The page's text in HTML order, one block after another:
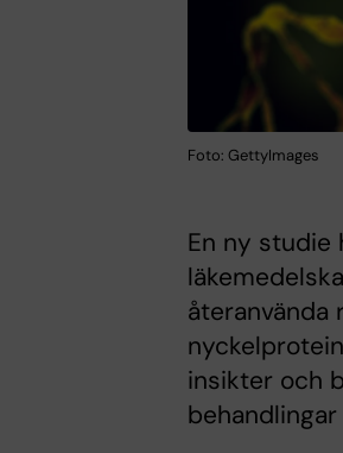
Foto: GettyImages
En ny studie
återanvända
insikter och